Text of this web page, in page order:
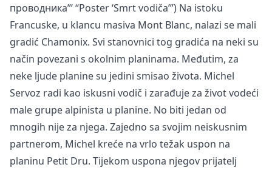
проводника”’ “Poster ‘Smrt vodiča’”) Na istoku
Francuske, u klancu masiva Mont Blanc, nalazi se mali
gradić Chamonix. Svi stanovnici tog gradića na neki su
način povezani s okolnim planinama. Međutim, za
neke ljude planine su jedini smisao života. Michel
Servoz radi kao iskusni vodič i zarađuje za život vodeći
male grupe alpinista u planine. No biti jedan od
mnogih nije za njega. Zajedno sa svojim neiskusnim
partnerom, Michel kreće na vrlo težak uspon na
planinu Petit Dru. Tijekom uspona njegov prijatelj